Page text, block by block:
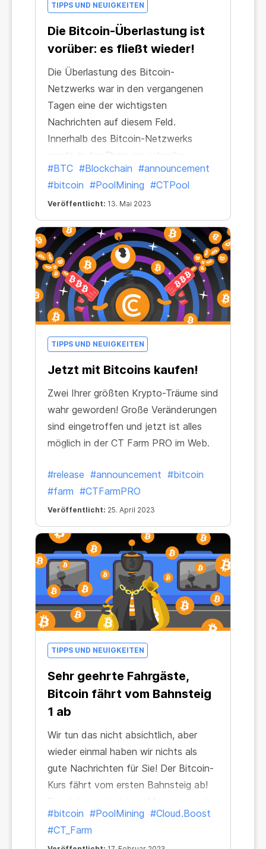
TIPPS UND NEUIGKEITEN
Die Bitcoin-Überlastung ist
vorüber: es fließt wieder!
Die Überlastung des Bitcoin-
Netzwerks war in den vergangenen
Tagen eine der wichtigsten
Nachrichten auf diesem Feld.
Innerhalb des Bitcoin-Netzwerks
wurde in der Chain ein schneller
Anstieg unbestätigter Transaktionen
und Transaktionsgebühren
verzeichnet. Aus diesem Grund stiegen
die Transaktionskosten an und
nahmen viel mehr Zeit in Anspruch als
gewöhnlich.
#BTC #Blockchain #announcement
#bitcoin #PoolMining #CTPool
Veröffentlicht: 13. Mai 2023
TIPPS UND NEUIGKEITEN
Jetzt mit Bitcoins kaufen!
Zwei Ihrer größten Krypto-Träume sind
wahr geworden! Große Veränderungen
sind eingetroffen und jetzt ist alles
möglich in der CT Farm PRO im Web.
#release #announcement #bitcoin
#farm #CTFarmPRO
Veröffentlicht: 25. April 2023
TIPPS UND NEUIGKEITEN
Sehr geehrte Fahrgäste,
Bitcoin fährt vom Bahnsteig
1 ab
Wir tun das nicht absichtlich, aber
wieder einmal haben wir nichts als
gute Nachrichten für Sie! Der Bitcoin-
Kurs fährt vom ersten Bahnsteig ab!
und die Wachstumsrate wird bald die
des zweiten Platzes erreichen oder
#bitcoin #PoolMining #Cloud.Boost
#CT_Farm